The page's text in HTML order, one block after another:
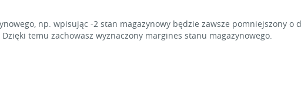
np. wpisując -2 stan magazynowy będzie zawsze pomniejszony o
temu zachowasz wyznaczony margines stanu magazynowego.